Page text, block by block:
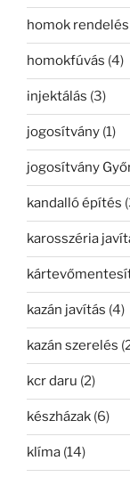
homok rendelés
homokfúvás (4)
injektálás (3)
jogosítvány (1)
jogosítvány
kandalló építés
karosszéria
kazán javítás (4)
kazán szerelés
kcr daru (2)
készházak (6)
klíma (14)